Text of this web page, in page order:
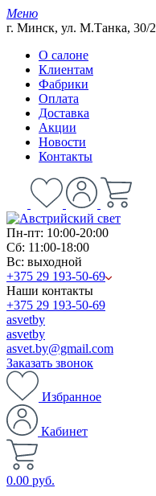
Меню
г. Минск, ул. М.Танка, 30/2
О салоне
Клиентам
Фабрики
Оплата
Доставка
Акции
Новости
Контакты
Пн-пт: 10:00-20:00
Сб: 11:00-18:00
Вс: выходной
+375 29 193-50-69
Наши контакты
+375 29 193-50-69
asvetby
asvetby
asvet.by@gmail.com
Заказать звонок
Избранное
Кабинет
0.00 руб.